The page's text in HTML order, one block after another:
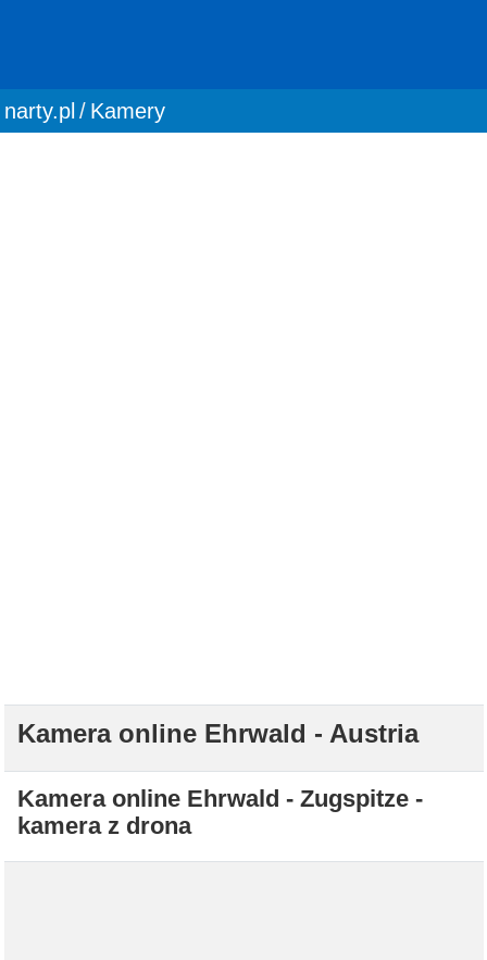
You are here:
narty.pl Kamery
Kamera online Ehrwald - Austria
Kamera online Ehrwald - Zugspitze -
kamera z drona